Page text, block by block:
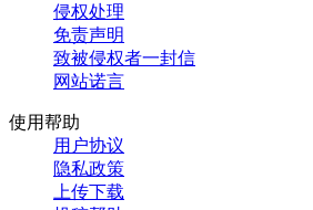
侵权处理
免责声明
致被侵权者一封信
网站诺言
使用帮助
用户协议
隐私政策
上传下载